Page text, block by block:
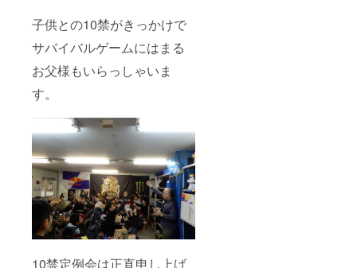
子供との10禁がきっかけで
サバイバルゲームにはまる
お父様もいらっしゃいま
す。
10禁定例会は正直申し上げ